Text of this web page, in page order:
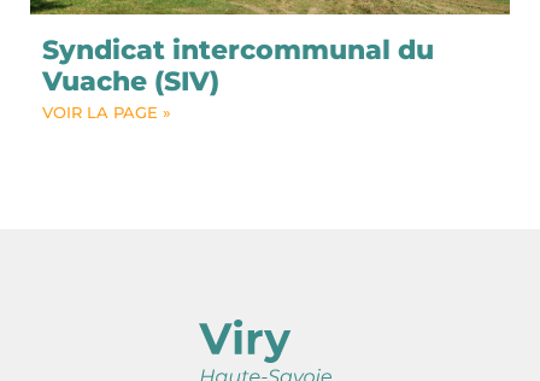
Syndicat intercommunal du
Vuache (SIV)
VOIR LA PAGE »